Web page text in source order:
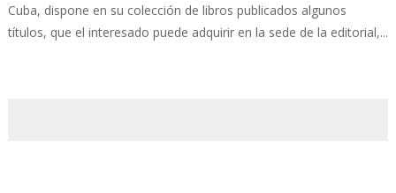
Cuba, dispone en su colección de libros publicados algunos
títulos, que el interesado puede adquirir en la sede de la editorial,...